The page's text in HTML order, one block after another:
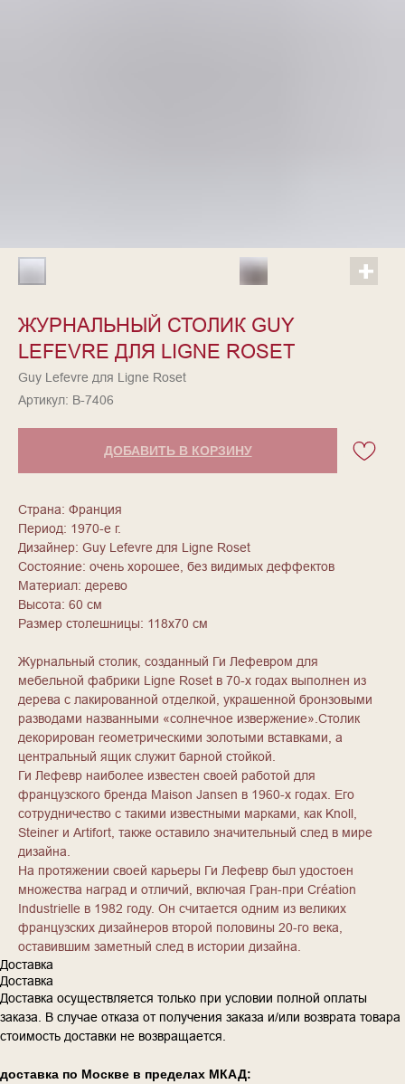
ЖУРНАЛЬНЫЙ СТОЛИК GUY
LEFEVRE ДЛЯ LIGNE ROSET
Guy Lefevre для Ligne Roset
Артикул: В-7406
ДОБАВИТЬ В КОРЗИНУ
Страна: Франция
Период: 1970-е г.
Дизайнер: Guy Lefevre для Ligne Roset
Состояние: очень хорошее, без видимых деффектов
Материал: дерево
Высота: 60 см
Размер столешницы: 118х70 см
Журнальный столик, созданный Ги Лефевром для
мебельной фабрики Ligne Roset в 70-х годах выполнен из
дерева с лакированной отделкой, украшенной бронзовыми
разводами названными «солнечное извержение».Столик
декорирован геометрическими золотыми вставками, а
центральный ящик служит барной стойкой.
Ги Лефевр наиболее известен своей работой для
французского бренда Maison Jansen в 1960-х годах. Его
сотрудничество с такими известными марками, как Knoll,
Steiner и Artifort, также оставило значительный след в мире
дизайна.
На протяжении своей карьеры Ги Лефевр был удостоен
множества наград и отличий, включая Гран-при Création
Industrielle в 1982 году. Он считается одним из великих
французских дизайнеров второй половины 20-го века,
оставившим заметный след в истории дизайна.
Доставка
Доставка
Доставка осуществляется только при условии полной оплаты
заказа. В случае отказа от получения заказа и/или возврата товара
стоимость доставки не возвращается.
доставка по Москве в пределах МКАД: